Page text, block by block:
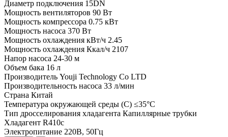
Диаметр подключения 15DN
Мощность вентиляторов 90 Вт
Мощность компрессора 0.75 кВт
Мощность насоса 370 Вт
Мощность охлаждения кВт/ч 2.45
Мощность охлаждения Ккал/ч 2107
Напор насоса 24-30 м
Объем бака 16 л
Производитель Youji Technology Co LTD
Производительность насоса 33 л/мин
Страна Китай
Температура окружающей среды (С) ≤35°C
Тип дросселирования хладагента Капиллярные трубки
Хладагент R410c
Электропитание 220В, 50Гц